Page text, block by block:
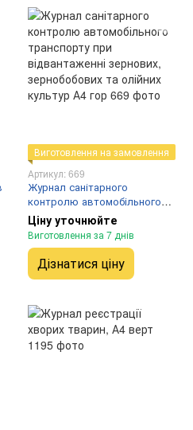
Виготовлення на замовлення
Артикул: 669
Журнал санітарного
контролю автомобільного
транспорту при відвантаженні
зернових, зернобобових та
олійних культур А4 гор
Ціну уточнюйте
Виготовлення за 7 днів
Дізнатися ціну